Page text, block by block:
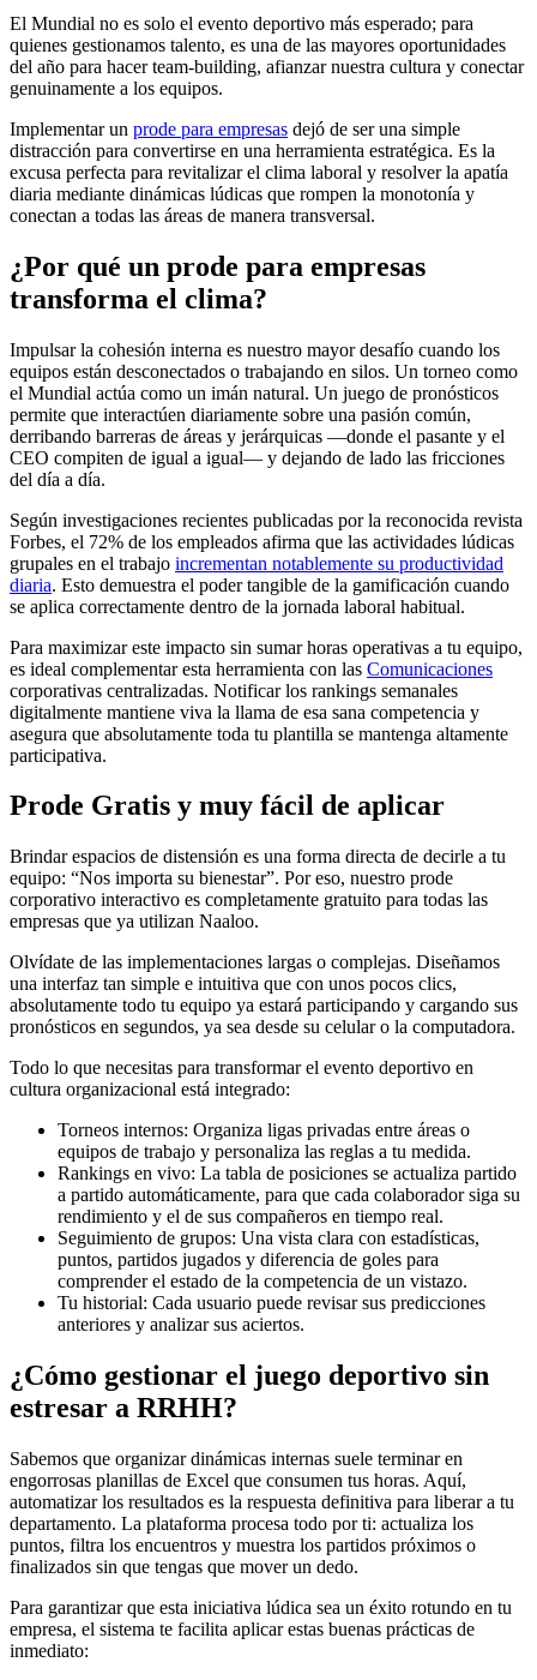
El Mundial no es solo el evento deportivo más esperado; para
quienes gestionamos talento, es una de las mayores oportunidades
del año para hacer team-building, afianzar nuestra cultura y conectar
genuinamente a los equipos.
Implementar un prode para empresas dejó de ser una simple
distracción para convertirse en una herramienta estratégica. Es la
excusa perfecta para revitalizar el clima laboral y resolver la apatía
diaria mediante dinámicas lúdicas que rompen la monotonía y
conectan a todas las áreas de manera transversal.
¿Por qué un prode para empresas
transforma el clima?
Impulsar la cohesión interna es nuestro mayor desafío cuando los
equipos están desconectados o trabajando en silos. Un torneo como
el Mundial actúa como un imán natural. Un juego de pronósticos
permite que interactúen diariamente sobre una pasión común,
derribando barreras de áreas y jerárquicas —donde el pasante y el
CEO compiten de igual a igual— y dejando de lado las fricciones
del día a día.
Según investigaciones recientes publicadas por la reconocida revista
Forbes, el 72% de los empleados afirma que las actividades lúdicas
grupales en el trabajo incrementan notablemente su productividad
diaria. Esto demuestra el poder tangible de la gamificación cuando
se aplica correctamente dentro de la jornada laboral habitual.
Para maximizar este impacto sin sumar horas operativas a tu equipo,
es ideal complementar esta herramienta con las Comunicaciones
corporativas centralizadas. Notificar los rankings semanales
digitalmente mantiene viva la llama de esa sana competencia y
asegura que absolutamente toda tu plantilla se mantenga altamente
participativa.
Prode Gratis y muy fácil de aplicar
Brindar espacios de distensión es una forma directa de decirle a tu
equipo: “Nos importa su bienestar”. Por eso, nuestro prode
corporativo interactivo es completamente gratuito para todas las
empresas que ya utilizan Naaloo.
Olvídate de las implementaciones largas o complejas. Diseñamos
una interfaz tan simple e intuitiva que con unos pocos clics,
absolutamente todo tu equipo ya estará participando y cargando sus
pronósticos en segundos, ya sea desde su celular o la computadora.
Todo lo que necesitas para transformar el evento deportivo en
cultura organizacional está integrado:
Torneos internos: Organiza ligas privadas entre áreas o
equipos de trabajo y personaliza las reglas a tu medida.
Rankings en vivo: La tabla de posiciones se actualiza partido
a partido automáticamente, para que cada colaborador siga su
rendimiento y el de sus compañeros en tiempo real.
Seguimiento de grupos: Una vista clara con estadísticas,
puntos, partidos jugados y diferencia de goles para
comprender el estado de la competencia de un vistazo.
Tu historial: Cada usuario puede revisar sus predicciones
anteriores y analizar sus aciertos.
¿Cómo gestionar el juego deportivo sin
estresar a RRHH?
Sabemos que organizar dinámicas internas suele terminar en
engorrosas planillas de Excel que consumen tus horas. Aquí,
automatizar los resultados es la respuesta definitiva para liberar a tu
departamento. La plataforma procesa todo por ti: actualiza los
puntos, filtra los encuentros y muestra los partidos próximos o
finalizados sin que tengas que mover un dedo.
Para garantizar que esta iniciativa lúdica sea un éxito rotundo en tu
empresa, el sistema te facilita aplicar estas buenas prácticas de
inmediato: